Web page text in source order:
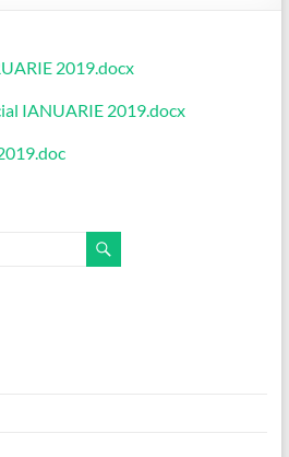
2019.docx
IANUARIE 2019.docx